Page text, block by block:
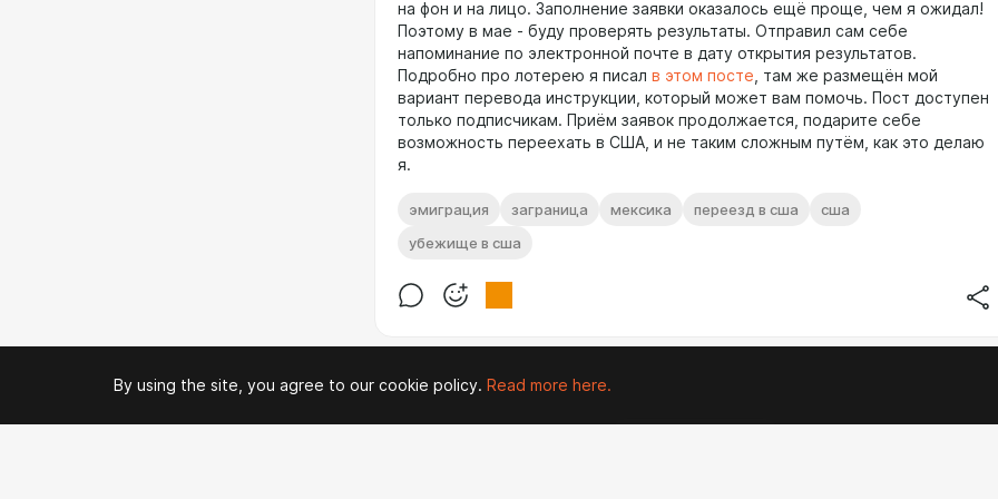
на фон и на лицо. Заполнение заявки оказалось ещё проще, чем я ожидал!
Поэтому в мае - буду проверять результаты. Отправил сам себе
напоминание по электронной почте в дату открытия результатов.
Подробно про лотерею я писал в этом посте , там же размещён мой
вариант перевода инструкции, который может вам помочь. Пост доступен
только подписчикам. Приём заявок продолжается, подарите себе
возможность переехать в США, и не таким сложным путём, как это делаю
я.
эмиграция заграница мексика переезд в сша
сша
убежище в сша
By using the site, you agree to our cookie policy. Read more here.